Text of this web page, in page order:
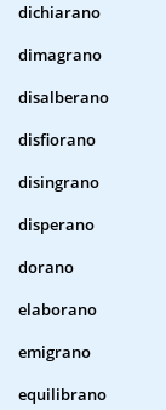
dichiarano
dimagrano
disalberano
disfiorano
disingrano
disperano
dorano
elaborano
emigrano
equilibrano